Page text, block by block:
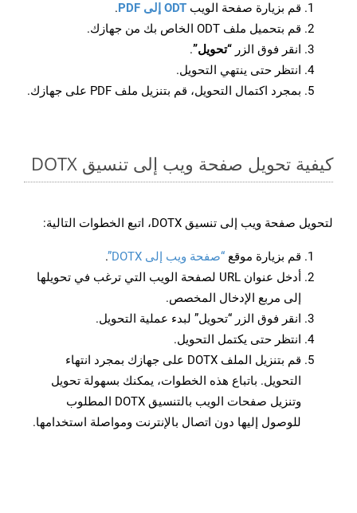
قم بزيارة صفحة الويب ODT إلى PDF
.
قم بتحميل ملف ODT الخاص بك من جهازك.
انقر فوق الزر “تحويل”.
انتظر حتى ينتهي التحويل.
بمجرد اكتمال التحويل، قم بتنزيل ملف PDF على جهازك.
كيفية تحويل صفحة ويب إلى تنسيق DOTX
لتحويل صفحة ويب إلى تنسيق DOTX، اتبع الخطوات التالية:
قم بزيارة موقع “صفحة ويب إلى DOTX”
.
أدخل عنوان URL لصفحة الويب التي ترغب في تحويلها
إلى مربع الإدخال المخصص.
انقر فوق الزر “تحويل” لبدء عملية التحويل.
انتظر حتى يكتمل التحويل.
قم بتنزيل الملف DOTX على جهازك بمجرد انتهاء
التحويل. باتباع هذه الخطوات، يمكنك بسهولة تحويل
وتنزيل صفحات الويب بالتنسيق DOTX المطلوب
للوصول إليها دون اتصال بالإنترنت ومواصلة استخدامها.